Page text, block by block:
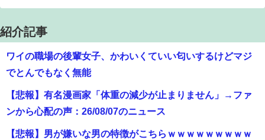
紹介記事
ワイの職場の後輩女子、かわいくていい匂いするけどマジ
でとんでもなく無能
【悲報】有名漫画家「体重の減少が止まりません」→ファ
ンから心配の声：26/08/07のニュース
【悲報】男が嫌いな男の特徴がこちらｗｗｗｗｗｗｗｗｗ